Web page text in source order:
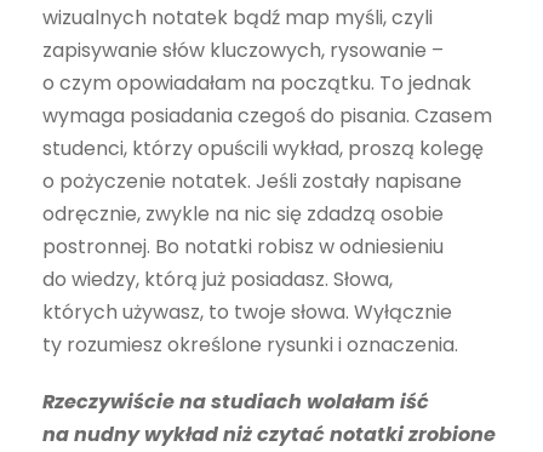
wizualnych notatek bądź map myśli, czyli
zapisywanie słów kluczowych, rysowanie –
o czym opowiadałam na początku. To jednak
wymaga posiadania czegoś do pisania. Czasem
studenci, którzy opuścili wykład, proszą kolegę
o pożyczenie notatek. Jeśli zostały napisane
odręcznie, zwykle na nic się zdadzą osobie
postronnej. Bo notatki robisz w odniesieniu
do wiedzy, którą już posiadasz. Słowa,
których używasz, to twoje słowa. Wyłącznie
ty rozumiesz określone rysunki i oznaczenia.
Rzeczywiście na studiach wolałam iść
na nudny wykład niż czytać notatki zrobione